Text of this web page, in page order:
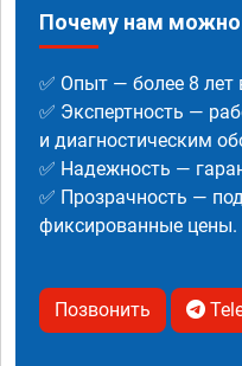
Почему нам можно
✅ Опыт — более 8 лет
✅ Экспертность —
и диагностическим
✅ Надежность —
✅ Прозрачность —
фиксированные цены.
Позвонить